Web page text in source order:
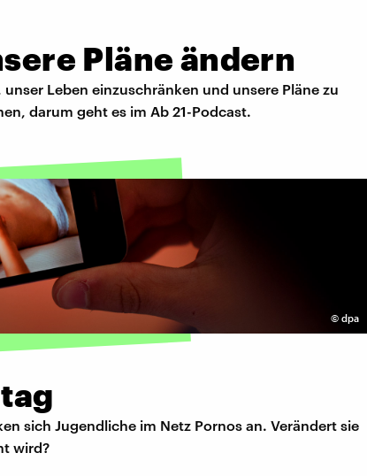
Pläne ändern
Leben einzuschränken und unsere Pläne zu
darum geht es im Ab 21-Podcast.
© dpa
sich Jugendliche im Netz Pornos an. Verändert sie
wird?